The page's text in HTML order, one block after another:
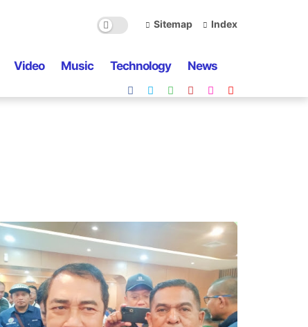
Sitemap Index
Video Music Technology News